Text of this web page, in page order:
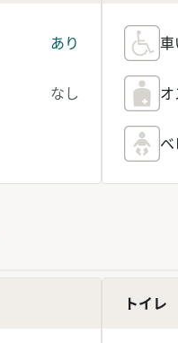
あり
なし
車
トイレ